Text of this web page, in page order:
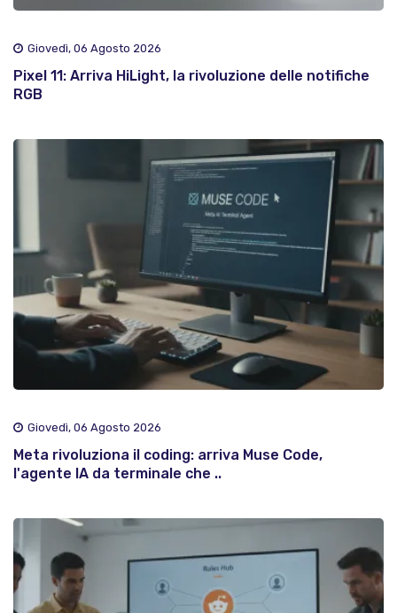
Giovedì, 06 Agosto 2026
Pixel 11: Arriva HiLight, la rivoluzione delle notifiche
RGB
Giovedì, 06 Agosto 2026
Meta rivoluziona il coding: arriva Muse Code,
l'agente IA da terminale che ..